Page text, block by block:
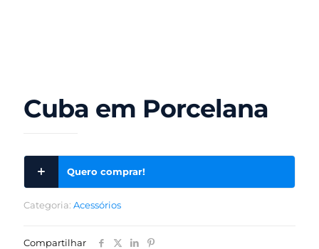
Cuba em Porcelana
Quero comprar!
Categoria: Acessórios
Compartilhar